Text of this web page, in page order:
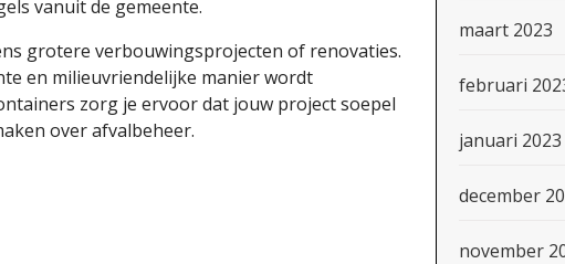
vanuit de gemeente.
grotere verbouwingsprojecten of renovaties.
en milieuvriendelijke manier wordt
zorg je ervoor dat jouw project soepel
over afvalbeheer.
maart 2023
februari
januari 2023
december
november